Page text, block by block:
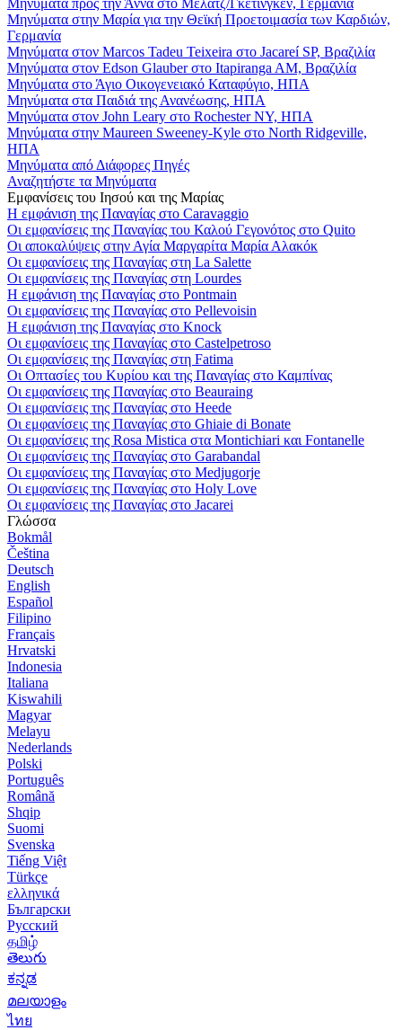
Μηνύματα στην Μαρία για την Θεϊκή Προετοιμασία των Καρδιών,
Γερμανία
Μηνύματα στον Marcos Tadeu Teixeira στο Jacareí SP, Βραζιλία
Μηνύματα στον Edson Glauber στο Itapiranga AM, Βραζιλία
Μηνύματα στο Άγιο Οικογενειακό Καταφύγιο, ΗΠΑ
Μηνύματα στα Παιδιά της Ανανέωσης, ΗΠΑ
Μηνύματα στον John Leary στο Rochester NY, ΗΠΑ
Μηνύματα στην Maureen Sweeney-Kyle στο North Ridgeville,
ΗΠΑ
Μηνύματα από Διάφορες Πηγές
Αναζητήστε τα Μηνύματα
Εμφανίσεις του Ιησού και της Μαρίας
Η εμφάνιση της Παναγίας στο Caravaggio
Οι εμφανίσεις της Παναγίας του Καλού Γεγονότος στο Quito
Οι αποκαλύψεις στην Αγία Μαργαρίτα Μαρία Αλακόκ
Οι εμφανίσεις της Παναγίας στη La Salette
Οι εμφανίσεις της Παναγίας στη Lourdes
Η εμφάνιση της Παναγίας στο Pontmain
Οι εμφανίσεις της Παναγίας στο Pellevoisin
Η εμφάνιση της Παναγίας στο Knock
Οι εμφανίσεις της Παναγίας στο Castelpetroso
Οι εμφανίσεις της Παναγίας στη Fatima
Οι Οπτασίες του Κυρίου και της Παναγίας στο Καμπίνας
Οι εμφανίσεις της Παναγίας στο Beauraing
Οι εμφανίσεις της Παναγίας στο Heede
Οι εμφανίσεις της Παναγίας στο Ghiaie di Bonate
Οι εμφανίσεις της Rosa Mistica στα Montichiari και Fontanelle
Οι εμφανίσεις της Παναγίας στο Garabandal
Οι εμφανίσεις της Παναγίας στο Medjugorje
Οι εμφανίσεις της Παναγίας στο Holy Love
Οι εμφανίσεις της Παναγίας στο Jacarei
Γλώσσα
Bokmål
Čeština
Deutsch
English
Español
Filipino
Français
Hrvatski
Indonesia
Italiana
Kiswahili
Magyar
Melayu
Nederlands
Polski
Português
Română
Shqip
Suomi
Svenska
Tiếng Việt
Türkçe
ελληνικά
Български
Русский
தமிழ்
తెలుగు
ಕನ್ನಡ
മലയാളം
ไทย